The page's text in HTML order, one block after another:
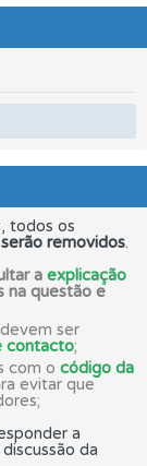
todos os
serão removidos.
a explicação
na questão e
ser
contacto;
com o código da
evitar que
a
da